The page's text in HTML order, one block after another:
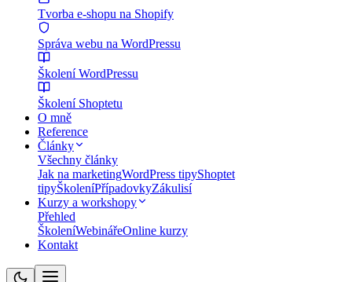
Tvorba e-shopu na Shopify
Správa webu na WordPressu
Školení WordPressu
Školení Shoptetu
O mně
Reference
Články
Všechny články
Jak na marketingWordPress tipyShoptet
tipyŠkoleníPřípadovkyZákulisí
Kurzy a workshopy
Přehled
ŠkoleníWebinářeOnline kurzy
Kontakt